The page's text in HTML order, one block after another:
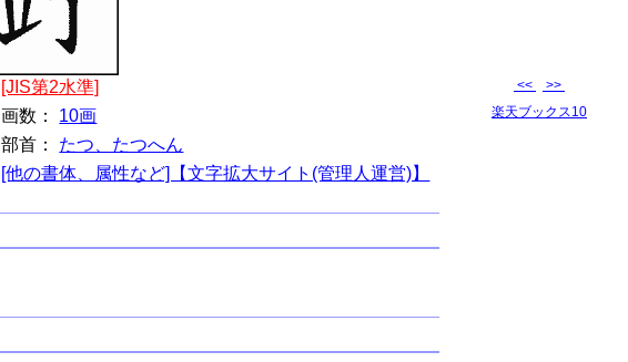
[JIS第2水準]
画数： 10画
部首： たつ、たつへん
[他の書体、属性など]【文字拡大サイト(管理人運営)】
<<
>>
楽天ブックス10